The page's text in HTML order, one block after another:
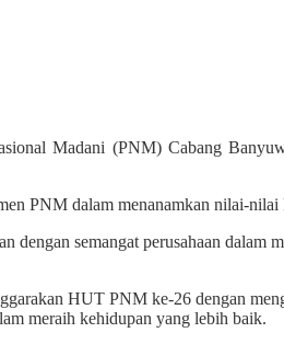
Madani (PNM) Cabang
PNM dalam menanamkan nilai-nilai
semangat perusahaan dalam
HUT PNM ke-26 dengan
meraih kehidupan yang lebih baik.